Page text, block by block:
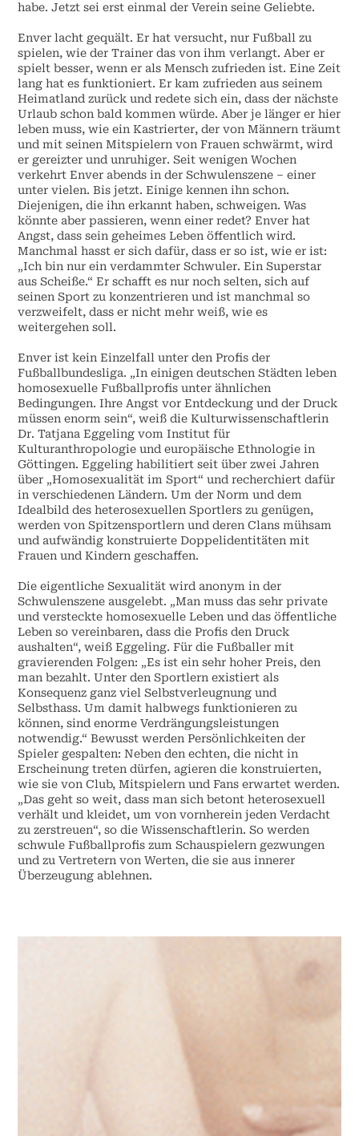
habe. Jetzt sei erst einmal der Verein seine Geliebte.
Enver lacht gequält. Er hat versucht, nur Fußball zu
spielen, wie der Trainer das von ihm verlangt. Aber er
spielt besser, wenn er als Mensch zufrieden ist. Eine Zeit
lang hat es funktioniert. Er kam zufrieden aus seinem
Heimatland zurück und redete sich ein, dass der nächste
Urlaub schon bald kommen würde. Aber je länger er hier
leben muss, wie ein Kastrierter, der von Männern träumt
und mit seinen Mitspielern von Frauen schwärmt, wird
er gereizter und unruhiger. Seit wenigen Wochen
verkehrt Enver abends in der Schwulenszene – einer
unter vielen. Bis jetzt. Einige kennen ihn schon.
Diejenigen, die ihn erkannt haben, schweigen. Was
könnte aber passieren, wenn einer redet? Enver hat
Angst, dass sein geheimes Leben öffentlich wird.
Manchmal hasst er sich dafür, dass er so ist, wie er ist:
„Ich bin nur ein verdammter Schwuler. Ein Superstar
aus Scheiße.“ Er schafft es nur noch selten, sich auf
seinen Sport zu konzentrieren und ist manchmal so
verzweifelt, dass er nicht mehr weiß, wie es
weitergehen soll.
Enver ist kein Einzelfall unter den Profis der
Fußballbundesliga. „In einigen deutschen Städten leben
homosexuelle Fußballprofis unter ähnlichen
Bedingungen. Ihre Angst vor Entdeckung und der Druck
müssen enorm sein“, weiß die Kulturwissenschaftlerin
Dr. Tatjana Eggeling vom Institut für
Kulturanthropologie und europäische Ethnologie in
Göttingen. Eggeling habilitiert seit über zwei Jahren
über „Homosexualität im Sport“ und recherchiert dafür
in verschiedenen Ländern. Um der Norm und dem
Idealbild des heterosexuellen Sportlers zu genügen,
werden von Spitzensportlern und deren Clans mühsam
und aufwändig konstruierte Doppelidentitäten mit
Frauen und Kindern geschaffen.
Die eigentliche Sexualität wird anonym in der
Schwulenszene ausgelebt. „Man muss das sehr private
und versteckte homosexuelle Leben und das öffentliche
Leben so vereinbaren, dass die Profis den Druck
aushalten“, weiß Eggeling. Für die Fußballer mit
gravierenden Folgen: „Es ist ein sehr hoher Preis, den
man bezahlt. Unter den Sportlern existiert als
Konsequenz ganz viel Selbstverleugnung und
Selbsthass. Um damit halbwegs funktionieren zu
können, sind enorme Verdrängungsleistungen
notwendig.“ Bewusst werden Persönlichkeiten der
Spieler gespalten: Neben den echten, die nicht in
Erscheinung treten dürfen, agieren die konstruierten,
wie sie von Club, Mitspielern und Fans erwartet werden.
„Das geht so weit, dass man sich betont heterosexuell
verhält und kleidet, um von vornherein jeden Verdacht
zu zerstreuen“, so die Wissenschaftlerin. So werden
schwule Fußballprofis zum Schauspielern gezwungen
und zu Vertretern von Werten, die sie aus innerer
Überzeugung ablehnen.